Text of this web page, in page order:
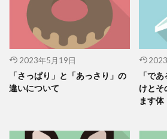
2023年5月19日
「さっぱり」と「あっさり」の
違いについて
「で
けとそ
ます体